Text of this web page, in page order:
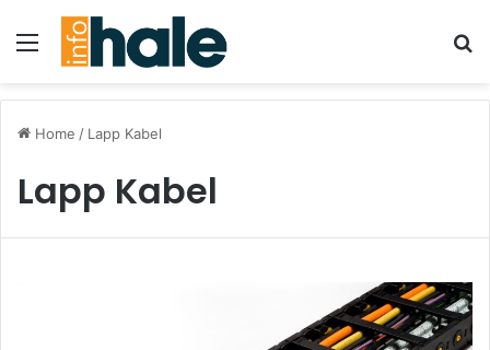
Menu
Home / Lapp Kabel
Lapp Kabel